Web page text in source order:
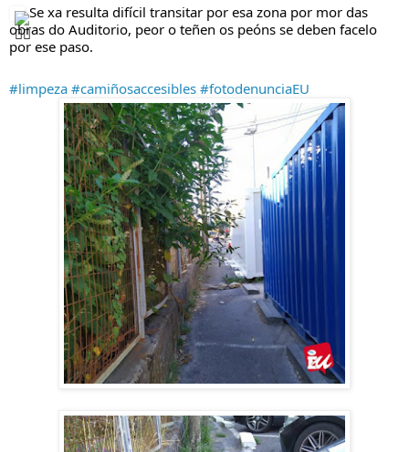
Se xa resulta difícil transitar por esa zona por mor das
obras do Auditorio, peor o teñen os peóns se deben facelo
por ese paso.
#limpeza #camiñosaccesibles #fotodenunciaEU